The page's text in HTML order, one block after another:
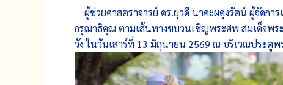
ผู้ช่วยศาสตราจารย์​ ดร.ยุวดี​ นาคะผดุงรัตน์​ ผู้จัดกา
กรุณาธิคุณ ตามเส้นทางขบวนเชิญพระศพ สมเด็จพร
วัง ในวันเสาร์ที่ 13 มิถุนายน 2569 ณ​ บริเวณประตู